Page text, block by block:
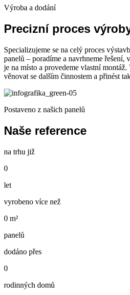
Výroba a dodání
Precizní proces
Specializujeme se na celý proces
panelů – poradíme a navrhneme řešení,
je na místo a provedeme vlastní
věnovat se dalším činnostem a přinést
Postaveno z našich panelů
Naše reference
na trhu již
0
let
vyrobeno více než
0 m²
panelů
dodáno přes
0
rodinných domů